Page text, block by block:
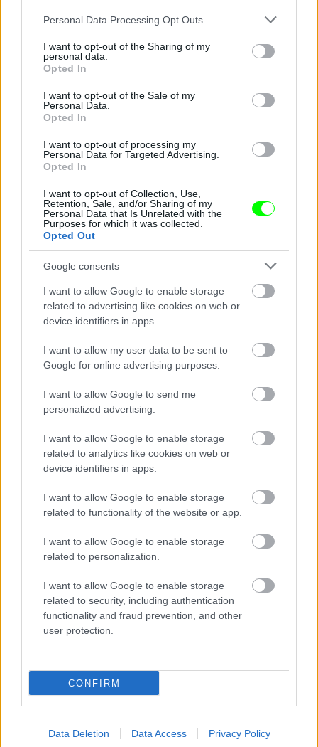
Please note that this website/app uses one or more Google
not limited to your visit or usage behaviour. You may click to
grant or deny consent to Google and its third-party tags to
use your data for below specified purposes in below Google
consent section.
Personal Data Processing Opt Outs
I want to opt-out of the Sharing of my
personal data.
Opted In
I want to opt-out of the Sale of my
Personal Data.
Opted In
I want to opt-out of processing my
Personal Data for Targeted Advertising.
Opted In
I want to opt-out of Collection, Use,
Retention, Sale, and/or Sharing of my
Personal Data that Is Unrelated with the
Purposes for which it was collected.
Opted Out
Google consents
I want to allow Google to enable storage
related to advertising like cookies on web or
device identifiers in apps.
I want to allow my user data to be sent to
Google for online advertising purposes.
I want to allow Google to send me
personalized advertising.
I want to allow Google to enable storage
related to analytics like cookies on web or
device identifiers in apps.
I want to allow Google to enable storage
related to functionality of the website or app.
I want to allow Google to enable storage
related to personalization.
I want to allow Google to enable storage
related to security, including authentication
functionality and fraud prevention, and other
user protection.
CONFIRM
Data Deletion Data Access Privacy Policy
Sub Bass Monster csapata bazsalyog a többieken.
Jön még kép!